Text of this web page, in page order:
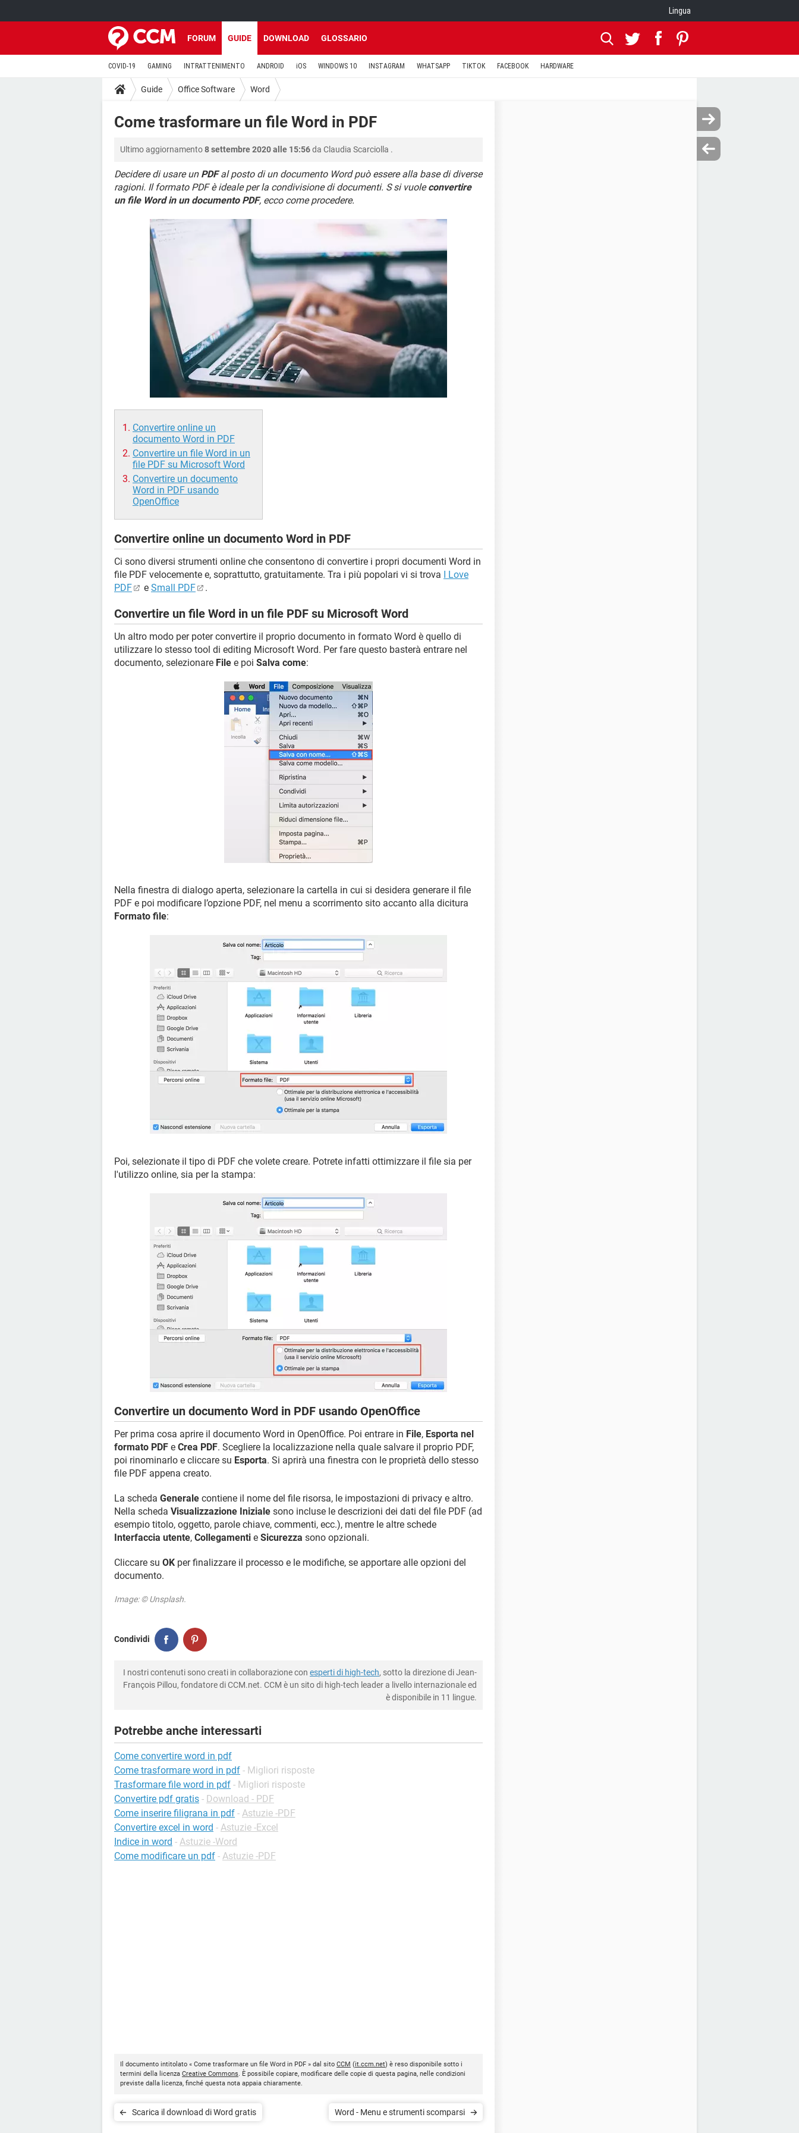
Lingua
FORUM GUIDE DOWNLOAD GLOSSARIO
COVID-19 GAMING INTRATTENIMENTO ANDROID iOS WINDOWS 10 INSTAGRAM WHATSAPP TIKTOK FACEBOOK HARDWARE
Guide Office Software Word
Come trasformare un file Word in PDF
Ultimo aggiornamento8 settembre 2020 alle 15:56da Claudia Scarciolla .
Decidere di usare un PDFal posto di un documento Word può essere alla base di diverse
ragioni. Il formato PDF è ideale per la condivisione di documenti. S si vuoleconvertire
un file Word in un documento PDF, ecco come procedere.
Convertire online un
documento Word in PDF
Convertire un file Word in un
file PDF su Microsoft Word
Convertire un documento
Word in PDF usando
OpenOffice
Convertire online un documento Word in PDF
Ci sono diversi strumenti online che consentono di convertire i propri documenti Word in
file PDF velocemente e, soprattutto, gratuitamente. Tra i più popolari vi si trova I Love
PDF
e Small PDF .
Convertire un file Word in un file PDF su Microsoft Word
Un altro modo per poter convertire il proprio documento in formato Word è quello di
utilizzare lo stesso tool di editing Microsoft Word. Per fare questo basterà entrare nel
documento, selezionare File e poi Salva come:
Nella finestra di dialogo aperta, selezionare la cartella in cui si desidera generare il file
PDF e poi modificare l’opzione PDF, nel menu a scorrimento sito accanto alla dicitura
Formato file:
Poi, selezionate il tipo di PDF che volete creare. Potrete infatti ottimizzare il file sia per
l'utilizzo online, sia per la stampa:
Convertire un documento Word in PDF usando OpenOffice
Per prima cosa aprire il documento Word in OpenOffice. Poi entrare in File, Esporta nel
formato PDF e Crea PDF. Scegliere la localizzazione nella quale salvare il proprio PDF,
poi rinominarlo e cliccare su Esporta. Si aprirà una finestra con le proprietà dello stesso
file PDF appena creato.
La scheda Generale contiene il nome del file risorsa, le impostazioni di privacy e altro.
Nella scheda Visualizzazione Iniziale sono incluse le descrizioni dei dati del file PDF (ad
esempio titolo, oggetto, parole chiave, commenti, ecc.), mentre le altre schede
Interfaccia utente, Collegamenti e Sicurezza sono opzionali.
Cliccare su OK per finalizzare il processo e le modifiche, se apportare alle opzioni del
documento.
Image: © Unsplash.
Condividi
I nostri contenuti sono creati in collaborazione con esperti di high-tech, sotto la direzione di Jean-
François Pillou, fondatore di CCM.net. CCM è un sito di high-tech leader a livello internazionale ed
è disponibile in 11 lingue.
Potrebbe anche interessarti
Come convertire word in pdf
Come trasformare word in pdf - Migliori risposte
Trasformare file word in pdf - Migliori risposte
Convertire pdf gratis - Download - PDF
Come inserire filigrana in pdf - Astuzie -PDF
Convertire excel in word - Astuzie -Excel
Indice in word - Astuzie -Word
Come modificare un pdf - Astuzie -PDF
Il documento intitolato « Come trasformare un file Word in PDF » dal sito CCM (it.ccm.net) è reso disponibile sotto i
termini della licenza Creative Commons. È possibile copiare, modificare delle copie di questa pagina, nelle condizioni
previste dalla licenza, finché questa nota appaia chiaramente.
Scarica il download di Word gratis Word - Menu e strumenti scomparsi